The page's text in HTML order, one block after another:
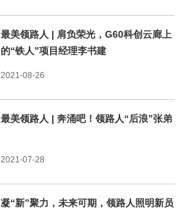
最美领路人 | 肩负荣光，G60科创云廊上
的“铁人”项目经理李书建
2021-08-26
最美领路人 | 奔涌吧！领路人“后浪”张弟
2021-07-28
凝“新”聚力，未来可期，领路人照明新员